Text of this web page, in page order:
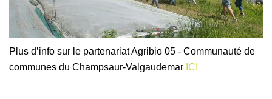
Plus d’info sur le partenariat Agribio 05 - Communauté de
communes du Champsaur-Valgaudemar ICI